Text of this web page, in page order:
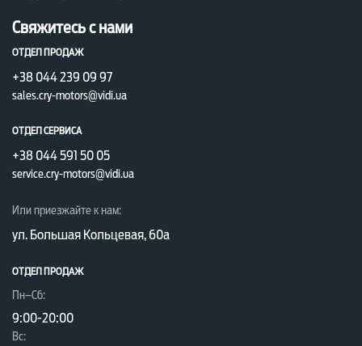
Свяжитесь с нами
ОТДЕЛ ПРОДАЖ
+38 044 239 09 97
sales.cry-motors@vidi.ua
ОТДЕЛ СЕРВИСА
+38 044 591 50 05
service.cry-motors@vidi.ua
Или приезжайте к нам:
ул. Большая Кольцевая, 60а
ОТДЕЛ ПРОДАЖ
Пн–Сб:
9:00-20:00
Вc: